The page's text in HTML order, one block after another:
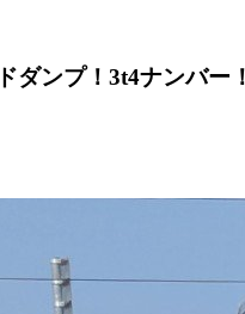
ダンプ！3t4ナンバー！